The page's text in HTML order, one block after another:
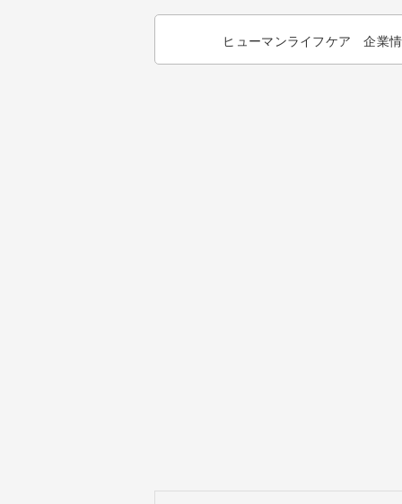
ヒューマンライフケア 企業